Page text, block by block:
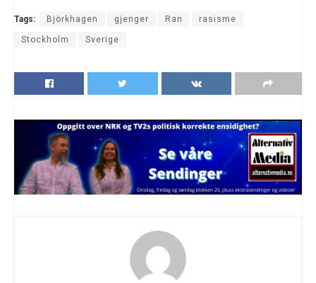
Tags: Björkhagen gjenger Ran rasisme
Stockholm Sverige